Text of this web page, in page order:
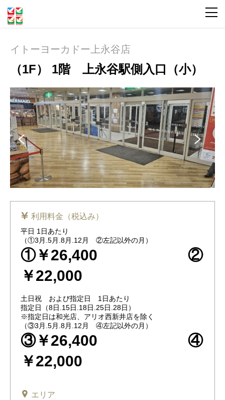
イトーヨーカドー上永谷店
（1F） 1階 上永谷駅側入口（小）
Pre
vio
us
Ne
xt
利用料金（税込み）
平日 1日あたり
（①3月.5月.8月.12月 ②左記以外の月）
①￥26,400 ②
￥22,000
土日祝 および指定日 1日あたり
指定日（8日.15日.18日.25日.28日）
※指定日は和光店、アリオ西新井店を除く
（③3月.5月.8月.12月 ④左記以外の月）
③￥26,400 ④
￥22,000
エリア